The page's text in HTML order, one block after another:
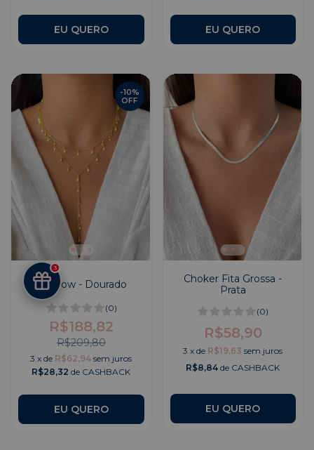
Kit Glow - Dourado
(0)
R$188,82
-10%
OFF
R$209,80
3 xde R$62,94 sem juros
R$28,32 de CASHBACK
EU QUERO
Choker Fita Grossa -
Prata
(0)
R$58,90
3 xde R$19,63 sem juros
R$8,84 de CASHBACK
3